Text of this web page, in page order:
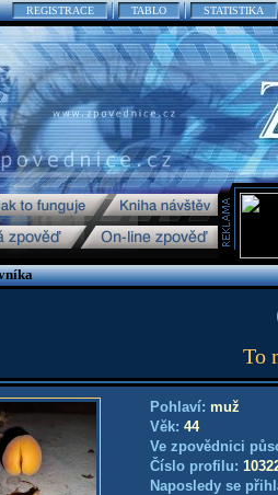
REGISTRACE TABLO STATISTIKA
To
Pohlaví: muž
Věk: 44
Ve zpovědnici
Číslo profilu:
Naposledy se